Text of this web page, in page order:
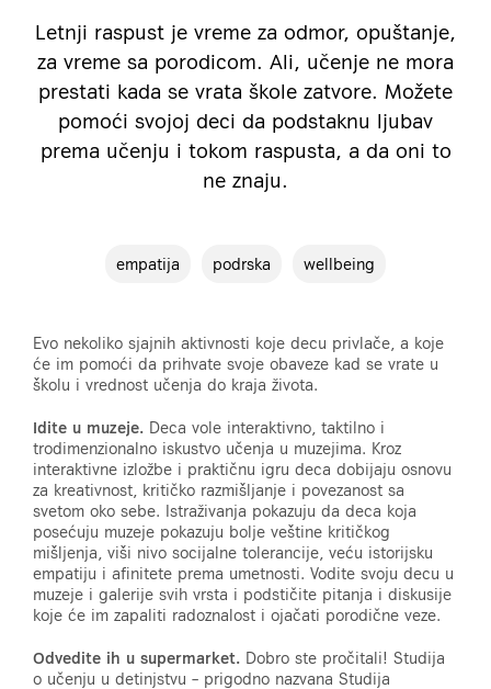
Letnji raspust je vreme za odmor, opuštanje,
za vreme sa porodicom. Ali, učenje ne mora
prestati kada se vrata škole zatvore. Možete
pomoći svojoj deci da podstaknu ljubav
prema učenju i tokom raspusta, a da oni to
ne znaju.
empatija podrska wellbeing
Evo nekoliko sjajnih aktivnosti koje decu privlače, a koje
će im pomoći da prihvate svoje obaveze kad se vrate u
školu i vrednost učenja do kraja života.
Idite u muzeje. Deca vole interaktivno, taktilno i
trodimenzionalno iskustvo učenja u muzejima. Kroz
interaktivne izložbe i praktičnu igru deca dobijaju osnovu
za kreativnost, kritičko razmišljanje i povezanost sa
svetom oko sebe. Istraživanja pokazuju da deca koja
posećuju muzeje pokazuju bolje veštine kritičkog
mišljenja, viši nivo socijalne tolerancije, veću istorijsku
empatiju i afinitete prema umetnosti. Vodite svoju decu u
muzeje i galerije svih vrsta i podstičite pitanja i diskusije
koje će im zapaliti radoznalost i ojačati porodične veze.
Odvedite ih u supermarket. Dobro ste pročitali! Studija
o učenju u detinjstvu – prigodno nazvana Studija